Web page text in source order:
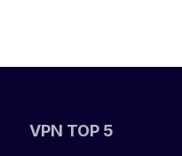
VPN TOP 5